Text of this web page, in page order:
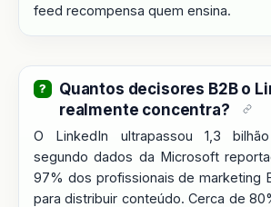
feed recompensa quem ensina.
Quantos decisores B2B o
realmente concentra?
O LinkedIn ultrapassou 1,3
segundo dados da Microsoft
97% dos profissionais de marketing
para distribuir conteúdo. Cerca de